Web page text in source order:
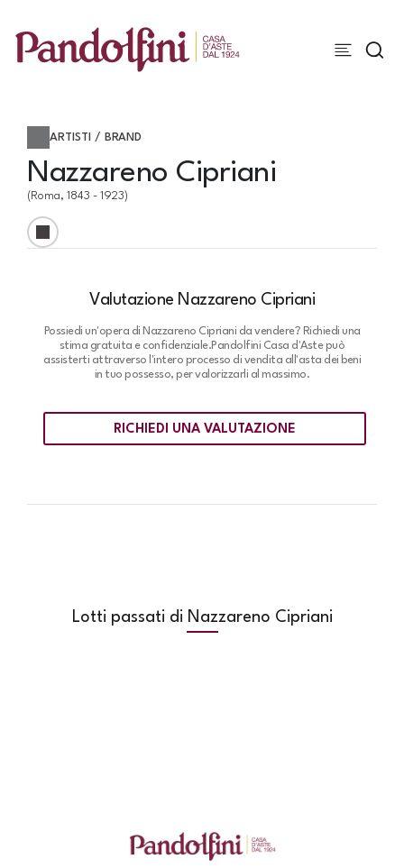
ARTISTI / BRAND
Nazzareno Cipriani
(Roma, 1843 - 1923)
Valutazione Nazzareno Cipriani
Possiedi un'opera di Nazzareno Cipriani da vendere? Richiedi una
stima gratuita e confidenziale.Pandolfini Casa d'Aste può
assisterti attraverso l'intero processo di vendita all'asta dei beni
in tuo possesso, per valorizzarli al massimo.
RICHIEDI UNA VALUTAZIONE
Lotti passati di Nazzareno Cipriani